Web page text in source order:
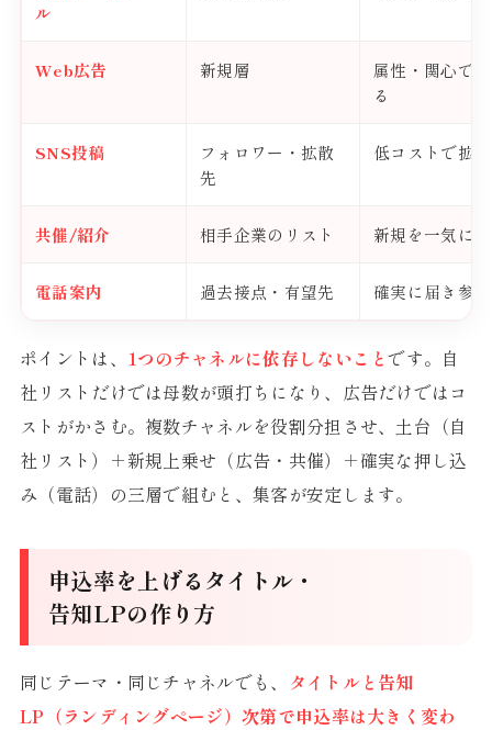
ル
Web広告 新規層
属性・関心で
る
SNS投稿
フォロワー・拡散
先
低コストで拡
共催/紹介 相手企業のリスト 新規を一気に
電話案内 過去接点・有望先 確実に届き参
ポイントは、 1つのチャネルに依存しないことです。自
社リストだけでは母数が頭打ちになり、広告だけではコ
ストがかさむ。複数チャネルを役割分担させ、土台（自
社リスト）＋新規上乗せ（広告・共催）＋確実な押し込
み（電話）の三層で組むと、集客が安定します。
申込率を上げるタイトル・
告知LPの作り方
同じテーマ・同じチャネルでも、 タイトルと告知
LP（ランディングページ）次第で申込率は大きく変わ